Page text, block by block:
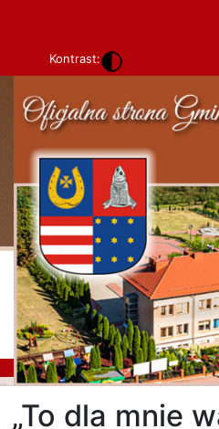
Kontrast:
„To dla mnie